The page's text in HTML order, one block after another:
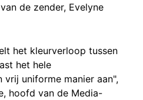
de zender, Evelyne
het kleurverloop tussen
het hele
uniforme manier aan",
hoofd van de Media-